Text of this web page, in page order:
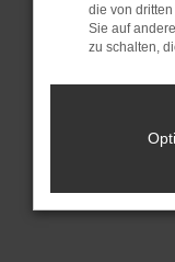
© 2026 Jakob
Neustadt/Vogtland |
die von
Sie auf
zu schalten,